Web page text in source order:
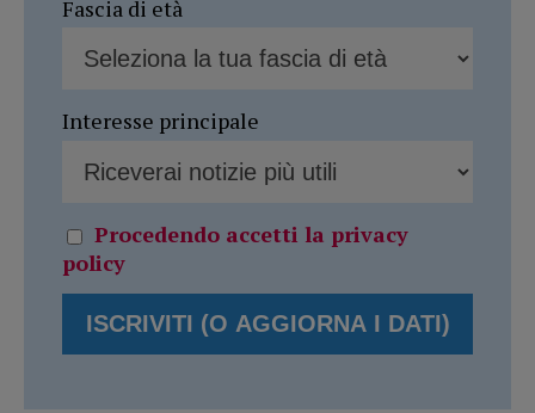
Fascia di età
Interesse principale
Procedendo accetti la privacy
policy